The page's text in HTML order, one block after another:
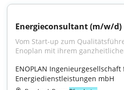
Energieconsultant (m/w/d)
Vom Start-up zum
Enoplan mit ihrem
ENOPLAN Ingenieurgesellschaft
Energiedienstleistungen mbH